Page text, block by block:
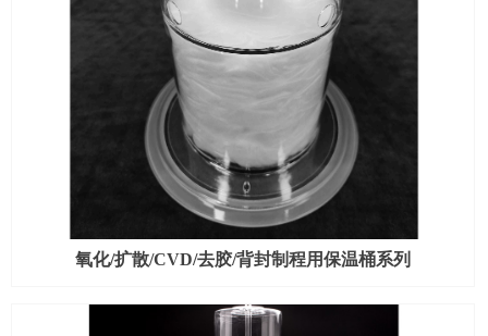
氧化/扩散/CVD/去胶/背封制程用保温桶系列